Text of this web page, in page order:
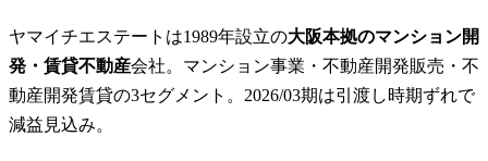
ヤマイチエステートは1989年設立の大阪本拠のマンション開
発・賃貸不動産会社。マンション事業・不動産開発販売・不
動産開発賃貸の3セグメント。2026/03期は引渡し時期ずれで
減益見込み。